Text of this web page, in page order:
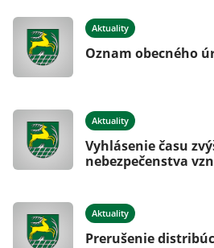
Aktuality
Oznam obecného
Aktuality
Vyhlásenie času
nebezpečenstva
Aktuality
Prerušenie